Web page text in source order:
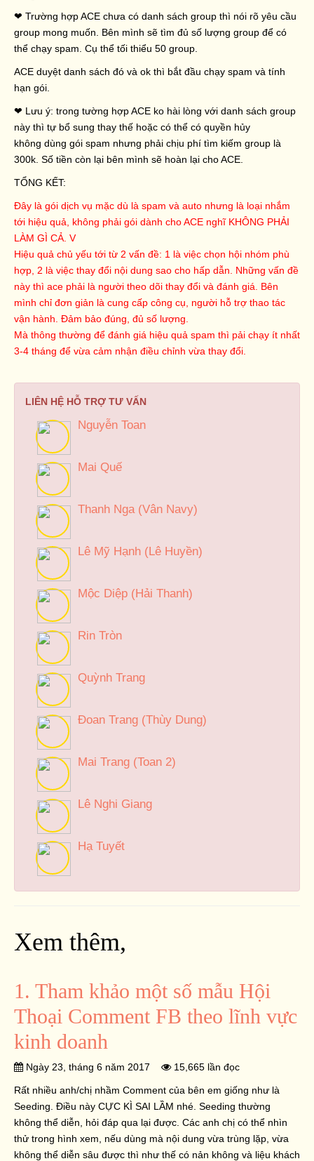
❤ Trường hợp ACE chưa có danh sách group thì nói rõ yêu cầu
group mong muốn. Bên mình sẽ tìm đủ số lượng group để có
thể chạy spam. Cụ thể tối thiểu 50 group.
ACE duyệt danh sách đó và ok thì bắt đầu chạy spam và tính
hạn gói.
❤ Lưu ý: trong tường hợp ACE ko hài lòng với danh sách group
này thì tự bổ sung thay thế hoặc có thể có quyền hủy
không dùng gói spam nhưng phải chịu phí tìm kiếm group là
300k. Số tiền còn lại bên mình sẽ hoàn lại cho ACE.
TỔNG KẾT:
Đây là gói dịch vụ mặc dù là spam và auto nhưng là loại nhắm
tới hiệu quả, không phải gói dành cho ACE nghĩ KHÔNG PHẢI
LÀM GÌ CẢ. V
Hiệu quả chủ yếu tới từ 2 vấn đề: 1 là việc chọn hội nhóm phù
hợp, 2 là việc thay đổi nội dung sao cho hấp dẫn. Những vấn đề
này thì ace phải là người theo dõi thay đổi và đánh giá. Bên
mình chỉ đơn giản là cung cấp công cụ, người hỗ trợ thao tác
vận hành. Đảm bảo đúng, đủ số lượng.
Mà thông thường để đánh giá hiệu quả spam thì pải chạy ít nhất
3-4 tháng để vừa cảm nhận điều chỉnh vừa thay đổi.
LIÊN HỆ HỖ TRỢ TƯ VẤN
Nguyễn Toan
Mai Quế
Thanh Nga (Vân Navy)
Lê Mỹ Hạnh (Lê Huyền)
Mộc Diệp (Hải Thanh)
Rin Tròn
Quỳnh Trang
Đoan Trang (Thùy Dung)
Mai Trang (Toan 2)
Lê Nghi Giang
Hạ Tuyết
Xem thêm,
1. Tham khảo một số mẫu Hội
Thoại Comment FB theo lĩnh vực
kinh doanh
Ngày 23, tháng 6 năm 2017 15,665 lần đọc
Rất nhiều anh/chị nhầm Comment của bên em giống như là
Seeding. Điều này CỰC KÌ SAI LẦM nhé. Seeding thường
không thể diễn, hỏi đáp qua lại được. Các anh chị có thể nhìn
thử trong hình xem, nếu dùng mà nội dung vừa trùng lặp, vừa
không thể diễn sâu được thì như thế có nản không và liệu khách